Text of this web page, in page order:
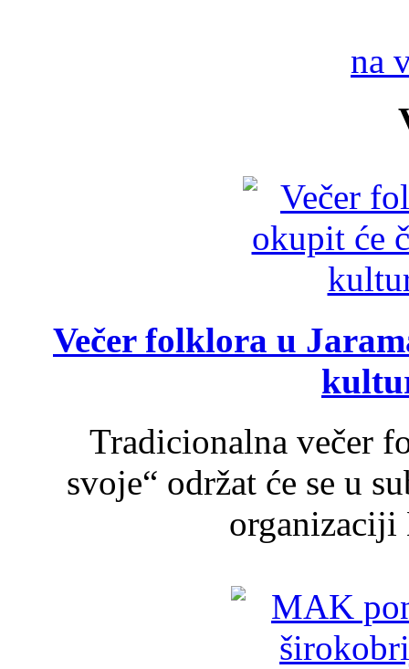
na
Večer folklora u
Tradicionalna večer
svoje“ održat će se u
organizaciji